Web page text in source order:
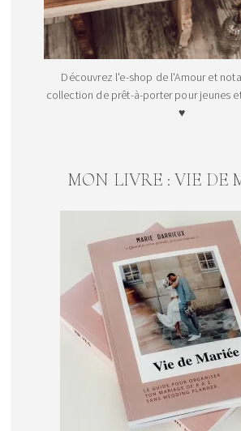
Découvrez l'e-shop de l'Amour et
collection de prêt-à-porter pour jeunes
♥
MON LIVRE : VIE DE